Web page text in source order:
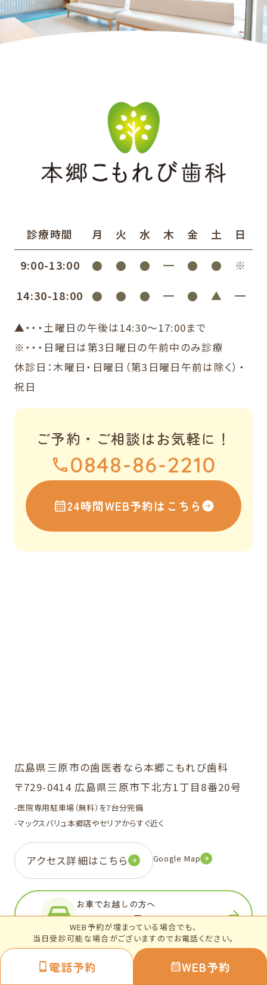
診療時間 月 火 水 木 金 土
日
9:00-13:00
● ● ● ━ ● ●
※
14:30-18:00
● ● ● ━ ● ▲ ━
▲・・・土曜日の午後は14:30〜17:00まで
※・・・日曜日は第3日曜日の午前中のみ診療
休診日：木曜日・日曜日（第3日曜日午前は除く）・
祝日
ご予約・ご相談はお気軽に！
0848-86-2210
24時間WEB予約はこちら
広島県三原市の歯医者なら本郷こもれび歯科
〒729-0414 広島県三原市下北方1丁目8番20号
-医院専用駐車場（無料）を7台分完備
-マックスバリュ本郷店やセリアからすぐ近く
アクセス詳細はこちら Google Map
お車でお越しの方へ
無料駐車場7台分完備
WEB予約が埋まっている場合でも、
当日受診可能な場合がございますのでお電話ください。
電話予約 WEB予約